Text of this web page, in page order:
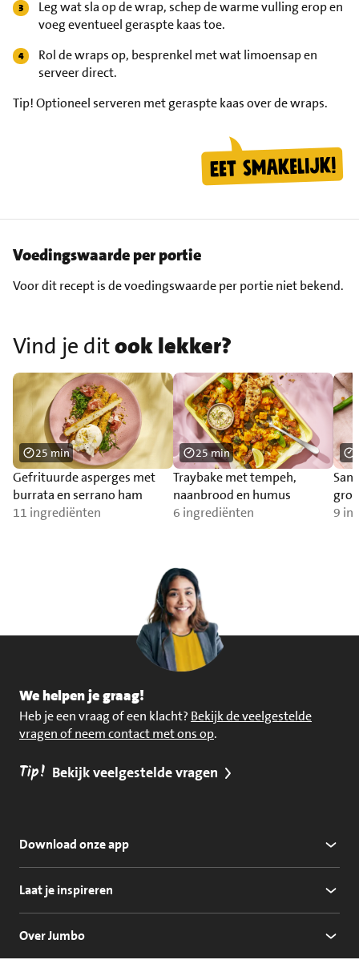
Leg wat sla op de wrap, schep de warme vulling erop en
voeg eventueel geraspte kaas toe.
Rol de wraps op, besprenkel met wat limoensap en
serveer direct.
Tip!Optioneel serveren met geraspte kaas over de wraps.
Voedingswaarde per portie
Voor dit recept is de voedingswaarde per portie niet bekend.
Vind je ditook lekker?
Gefrituurde asperges met
burrata en serrano ham
11 ingrediënten
25 min
Traybake met tempeh,
naanbrood en humus
6 ingrediënten
25 min
9
We helpen je graag!
Heb je een vraag of een klacht? Bekijk de veelgestelde
vragen of neem contact met ons op.
Tip! Bekijk veelgestelde vragen
Download onze app
Laat je inspireren
Over Jumbo